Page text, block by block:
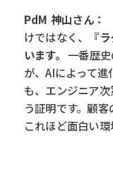
PdM 神山さん：
けではなく、
『
います。 一番歴
が、AIによって
も、エンジニア
う証明です。顧客
これほど面白い環